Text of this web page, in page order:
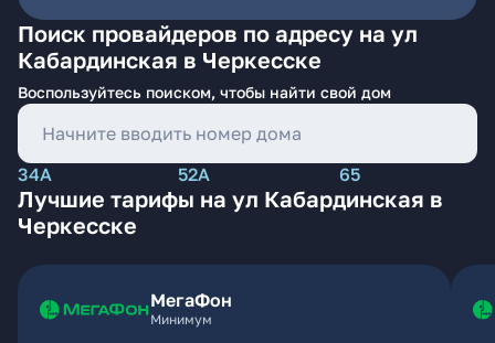
Поиск провайдеров по адресу на ул
Кабардинская в Черкесске
Воспользуйтесь поиском, чтобы найти свой дом
34А 52А 65
Лучшие тарифы на ул Кабардинская в
Черкесске
МегаФон
Минимум